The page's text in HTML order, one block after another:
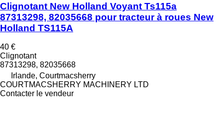
Clignotant New Holland Voyant Ts115a
87313298, 82035668 pour tracteur à roues New
Holland TS115A
40 €
Clignotant
87313298, 82035668
Irlande, Courtmacsherry
COURTMACSHERRY MACHINERY LTD
Contacter le vendeur